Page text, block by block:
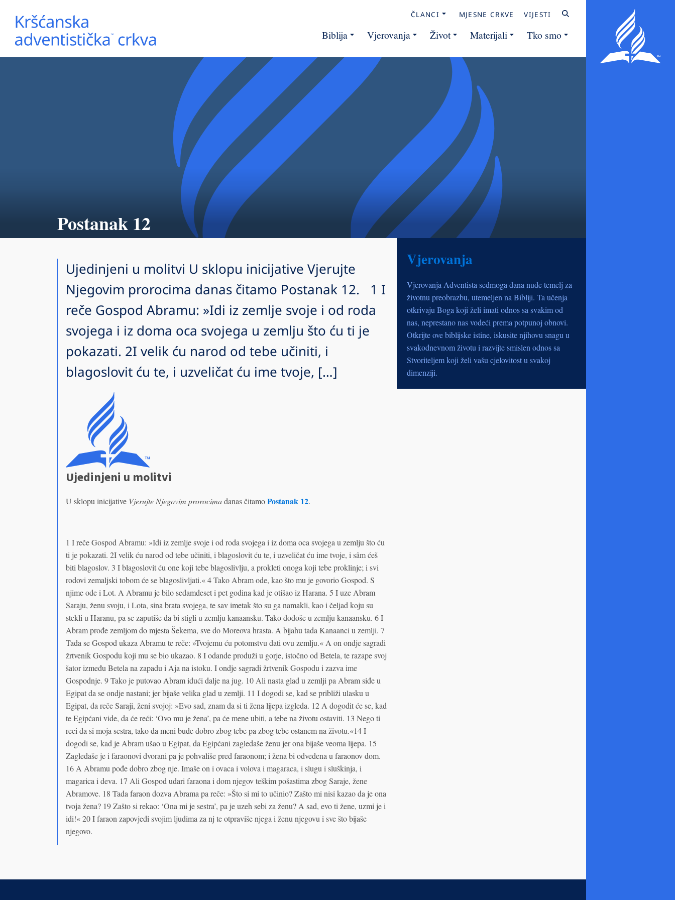
ČLANCI MJESNE CRKVE VIJESTI
Biblija Vjerovanja Život Materijali Tko smo
Postanak 12
Ujedinjeni u molitvi U sklopu inicijative Vjerujte
Njegovim prorocima danas čitamo Postanak 12. 1 I
reče Gospod Abramu: »Idi iz zemlje svoje i od roda
svojega i iz doma oca svojega u zemlju što ću ti je
pokazati. 2I velik ću narod od tebe učiniti, i
blagoslovit ću te, i uzveličat ću ime tvoje, […]
Ujedinjeni u molitvi
U sklopu inicijative Vjerujte Njegovim prorocimadanas čitamoPostanak 12.
1 I reče Gospod Abramu: »Idi iz zemlje svoje i od roda svojega i iz doma oca svojega u zemlju što ću
ti je pokazati. 2I velik ću narod od tebe učiniti, i blagoslovit ću te, i uzveličat ću ime tvoje, i sâm ćeš
biti blagoslov. 3 I blagoslovit ću one koji tebe blagoslivlju, a prokleti onoga koji tebe proklinje; i svi
rodovi zemaljski tobom će se blagoslivljati.« 4 Tako Abram ode, kao što mu je govorio Gospod. S
njime ode i Lot. A Abramu je bilo sedamdeset i pet godina kad je otišao iz Harana. 5 I uze Abram
Saraju, ženu svoju, i Lota, sina brata svojega, te sav imetak što su ga namakli, kao i čeljad koju su
stekli u Haranu, pa se zaputiše da bi stigli u zemlju kanaansku. Tako dođoše u zemlju kanaansku. 6 I
Abram prođe zemljom do mjesta Šekema, sve do Moreova hrasta. A bijahu tada Kanaanci u zemlji. 7
Tada se Gospod ukaza Abramu te reče: »Tvojemu ću potomstvu dati ovu zemlju.« A on ondje sagradi
žrtvenik Gospodu koji mu se bio ukazao. 8 I odande produži u gorje, istočno od Betela, te razape svoj
šator između Betela na zapadu i Aja na istoku. I ondje sagradi žrtvenik Gospodu i zazva ime
Gospodnje. 9 Tako je putovao Abram idući dalje na jug. 10 Ali nasta glad u zemlji pa Abram siđe u
Egipat da se ondje nastani; jer bijaše velika glad u zemlji. 11 I dogodi se, kad se približi ulasku u
Egipat, da reče Saraji, ženi svojoj: »Evo sad, znam da si ti žena lijepa izgleda. 12 A dogodit će se, kad
te Egipćani vide, da će reći: ‘Ovo mu je žena’, pa će mene ubiti, a tebe na životu ostaviti. 13 Nego ti
reci da si moja sestra, tako da meni bude dobro zbog tebe pa zbog tebe ostanem na životu.«14 I
dogodi se, kad je Abram ušao u Egipat, da Egipćani zagledaše ženu jer ona bijaše veoma lijepa. 15
Zagledaše je i faraonovi dvorani pa je pohvališe pred faraonom; i žena bi odvedena u faraonov dom.
16 A Abramu pođe dobro zbog nje. Imaše on i ovaca i volova i magaraca, i slugu i sluškinja, i
magarica i deva. 17 Ali Gospod udari faraona i dom njegov teškim pošastima zbog Saraje, žene
Abramove. 18 Tada faraon dozva Abrama pa reče: »Što si mi to učinio? Zašto mi nisi kazao da je ona
tvoja žena? 19 Zašto si rekao: ‘Ona mi je sestra’, pa je uzeh sebi za ženu? A sad, evo ti žene, uzmi je i
idi!« 20 I faraon zapovjedi svojim ljudima za nj te otpraviše njega i ženu njegovu i sve što bijaše
njegovo.
Vjerovanja
Vjerovanja Adventista sedmoga dana nude temelj za
životnu preobrazbu, utemeljen na Bibliji. Ta učenja
otkrivaju Boga koji želi imati odnos sa svakim od
nas, neprestano nas vodeći prema potpunoj obnovi.
Otkrijte ove biblijske istine, iskusite njihovu snagu u
svakodnevnom životu i razvijte smislen odnos sa
Stvoriteljem koji želi vašu cjelovitost u svakoj
dimenziji.